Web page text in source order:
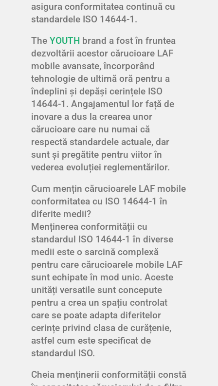
asigura conformitatea continuă cu
standardele ISO 14644-1.
The YOUTH brand a fost în fruntea
dezvoltării acestor cărucioare LAF
mobile avansate, încorporând
tehnologie de ultimă oră pentru a
îndeplini și depăși cerințele ISO
14644-1. Angajamentul lor față de
inovare a dus la crearea unor
cărucioare care nu numai că
respectă standardele actuale, dar
sunt și pregătite pentru viitor în
vederea evoluției reglementărilor.
Cum mențin cărucioarele LAF mobile
conformitatea cu ISO 14644-1 în
diferite medii?
Menținerea conformității cu
standardul ISO 14644-1 în diverse
medii este o sarcină complexă
pentru care cărucioarele mobile LAF
sunt echipate în mod unic. Aceste
unități versatile sunt concepute
pentru a crea un spațiu controlat
care se poate adapta diferitelor
cerințe privind clasa de curățenie,
astfel cum este specificat de
standardul ISO.
Cheia menținerii conformității constă